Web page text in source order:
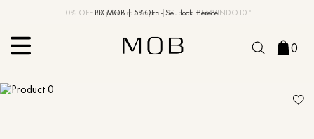
PIX MOB | 5%OFF - Seu look merece!
10% OFF na primeira compra | Cupom: BEMVINDO10*
0